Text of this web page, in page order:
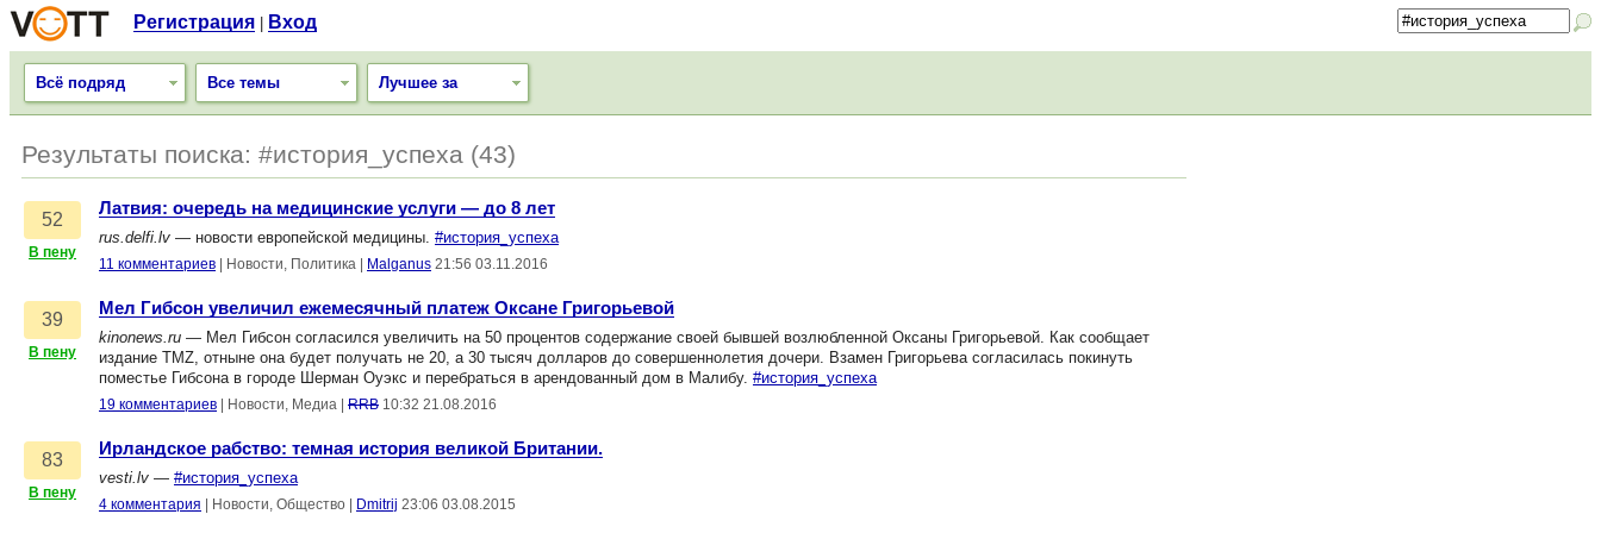
Регистрация Вход
Всё подряд Все темы Лучшее за
Результаты поиска: #история_успеха (43)
52
В пену
Латвия: очередь на медицинские услуги — до 8 лет
rus.delfi.lv — новости европейской медицины. #история_успеха
11 комментариев Новости, Политика Malganus 21:56 03.11.2016
39
В пену
Мел Гибсон увеличил ежемесячный платеж Оксане Григорьевой
kinonews.ru — Мел Гибсон согласился увеличить на 50 процентов содержание своей бывшей возлюбленной Оксаны Григорьевой. Как сообщает
издание TMZ, отныне она будет получать не 20, а 30 тысяч долларов до совершеннолетия дочери. Взамен Григорьева согласилась покинуть
поместье Гибсона в городе Шерман Оуэкс и перебраться в арендованный дом в Малибу. #история_успеха
19 комментариев Новости, Медиа RRB 10:32 21.08.2016
83
В пену
Ирландское рабство: темная история великой Британии.
vesti.lv — #история_успеха
4 комментария Новости, Общество Dmitrij 23:06 03.08.2015